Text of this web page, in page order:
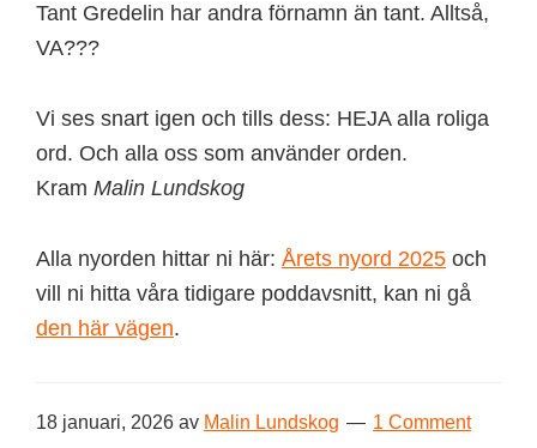
Tant Gredelin har andra förnamn än tant. Alltså,
VA???
Vi ses snart igen och tills dess: HEJA alla roliga
ord. Och alla oss som använder orden.
Kram Malin Lundskog
Alla nyorden hittar ni här: Årets nyord 2025 och
vill ni hitta våra tidigare poddavsnitt, kan ni gå
den här vägen.
18 januari, 2026 av Malin Lundskog 1 Comment